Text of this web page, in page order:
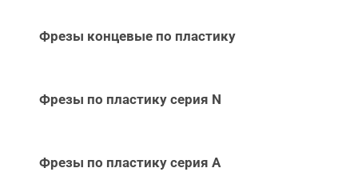
Фрезы концевые по пластику
Фрезы по пластику серия N
Фрезы по пластику серия А